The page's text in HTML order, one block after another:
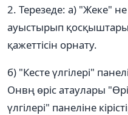
2. Терезеде: а) "Жеке"
ауыстырып
қажеттісін орнату.
б) "Кесте үлгілері"
Онвң өріс атаулары
үлгілері" панеліне